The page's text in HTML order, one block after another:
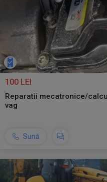
100 LEI
Reparatii mecatronice/
vag
Sună